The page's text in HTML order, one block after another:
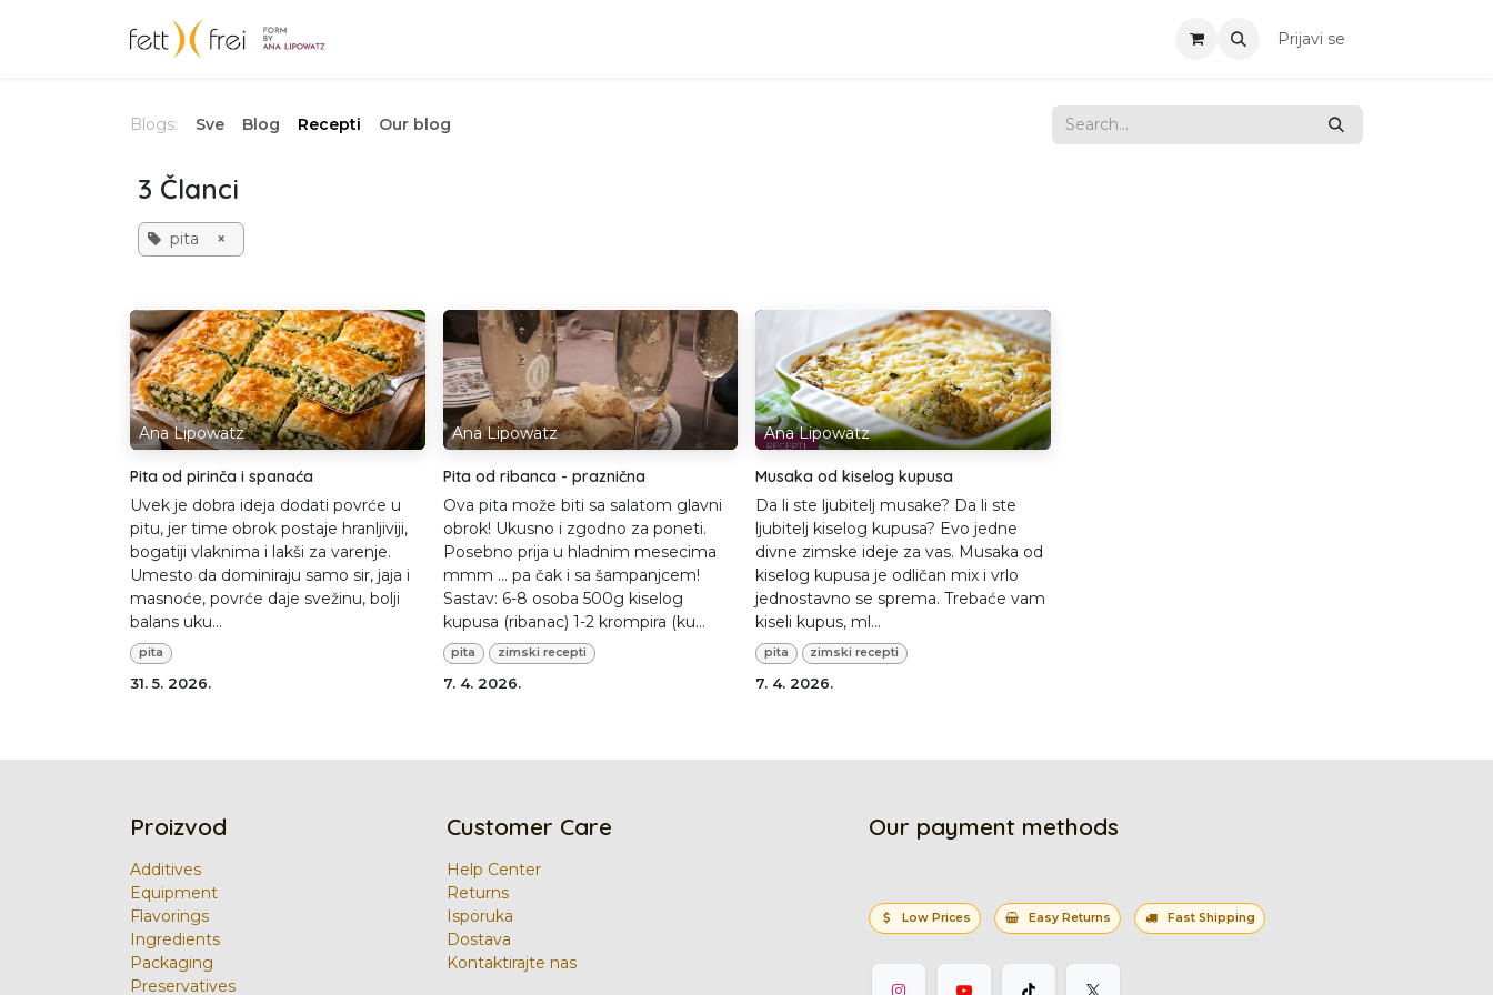
Prijavi se
Blogs: Sve Blog Recepti Our blog
3 Članci
pita ×
Ana Lipowatz
Pita od pirinča i spanaća
Uvek je dobra ideja dodati povrće u
pitu, jer time obrok postaje hranljiviji,
bogatiji vlaknima i lakši za varenje.
Umesto da dominiraju samo sir, jaja i
masnoće, povrće daje svežinu, bolji
balans uku...
pita
31. 5. 2026.
Ana Lipowatz
Pita od ribanca - praznična
Ova pita može biti sa salatom glavni
obrok! Ukusno i zgodno za poneti.
Posebno prija u hladnim mesecima
mmm ... pa čak i sa šampanjcem!
Sastav: 6-8 osoba 500g kiselog
kupusa (ribanac) 1-2 krompira (ku...
pita zimski recepti
7. 4. 2026.
Ana Lipowatz
Musaka od kiselog kupusa
Da li ste ljubitelj musake? Da li ste
ljubitelj kiselog kupusa? Evo jedne
divne zimske ideje za vas. Musaka od
kiselog kupusa je odličan mix i vrlo
jednostavno se sprema. Trebaće vam
kiseli kupus, ml...
pita zimski recepti
7. 4. 2026.
Proizvod
Additives
Equipment
Flavorings
Ingredients
Packaging
Preservatives
Customer Care
Help Center
Returns
Isporuka
Dostava
Kontaktirajte nas
Our payment methods
Low Prices Easy Returns Fast Shipping